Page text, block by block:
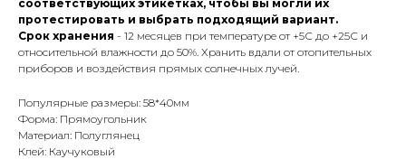
соответствующих этикетках, чтобы вы могли их
протестировать и выбрать подходящий вариант.
Срок хранения - 12 месяцев при температуре от +5С до +25С и
относительной влажности до 50%. Хранить вдали от отопительных
приборов и воздействия прямых солнечных лучей.
Популярные размеры: 58*40мм
Форма: Прямоугольник
Материал: Полуглянец
Клей: Каучуковый